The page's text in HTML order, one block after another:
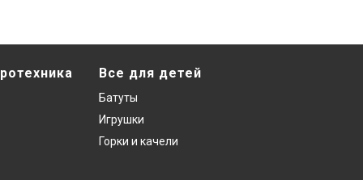
Все для детей
Батуты
Игрушки
Горки и качели